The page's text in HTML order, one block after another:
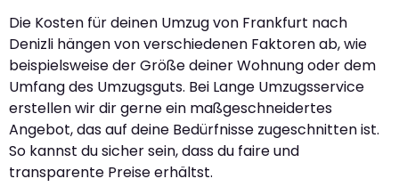
Die Kosten für deinen Umzug von Frankfurt nach
Denizli hängen von verschiedenen Faktoren ab, wie
beispielsweise der Größe deiner Wohnung oder dem
Umfang des Umzugsguts. Bei Lange Umzugsservice
erstellen wir dir gerne ein maßgeschneidertes
Angebot, das auf deine Bedürfnisse zugeschnitten ist.
So kannst du sicher sein, dass du faire und
transparente Preise erhältst.